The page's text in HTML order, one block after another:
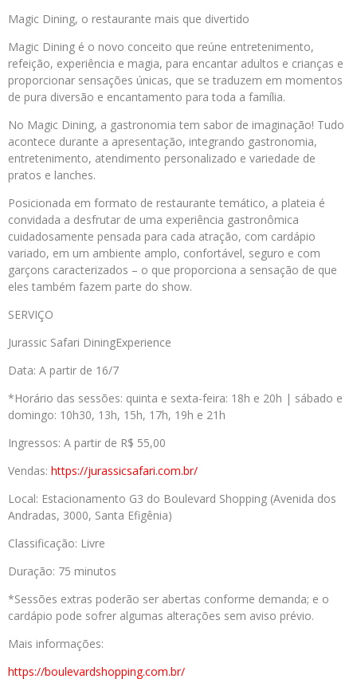
Magic Dining, o restaurante mais que divertido
Magic Dining é o novo conceito que reúne entretenimento,
refeição, experiência e magia, para encantar adultos e crianças e
proporcionar sensações únicas, que se traduzem em momentos
de pura diversão e encantamento para toda a família.
No Magic Dining, a gastronomia tem sabor de imaginação! Tudo
acontece durante a apresentação, integrando gastronomia,
entretenimento, atendimento personalizado e variedade de
pratos e lanches.
Posicionada em formato de restaurante temático, a plateia é
convidada a desfrutar de uma experiência gastronômica
cuidadosamente pensada para cada atração, com cardápio
variado, em um ambiente amplo, confortável, seguro e com
garçons caracterizados – o que proporciona a sensação de que
eles também fazem parte do show.
SERVIÇO
Jurassic Safari DiningExperience
Data: A partir de 16/7
*Horário das sessões: quinta e sexta-feira: 18h e 20h | sábado e
domingo: 10h30, 13h, 15h, 17h, 19h e 21h
Ingressos: A partir de R$ 55,00
Vendas: https://jurassicsafari.com.br/
Local: Estacionamento G3 do Boulevard Shopping (Avenida dos
Andradas, 3000, Santa Efigênia)
Classificação: Livre
Duração: 75 minutos
*Sessões extras poderão ser abertas conforme demanda; e o
cardápio pode sofrer algumas alterações sem aviso prévio.
Mais informações:
https://boulevardshopping.com.br/